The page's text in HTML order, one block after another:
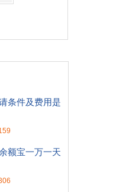
条件及费用是
额宝一万一天